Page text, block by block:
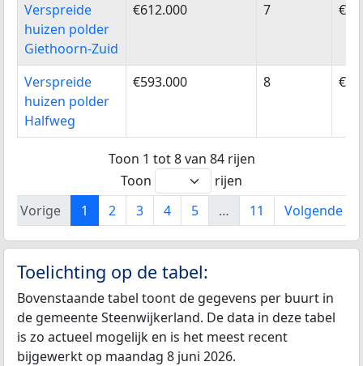
Verspreide
huizen polder
Giethoorn-Zuid
€612.000 7
Verspreide
huizen polder
Halfweg
€593.000 8
Toon 1 tot 8 van 84 rijen
Toon
rijen
Vorige
1 2 3 4 5 … 11 Volgende
Toelichting op de tabel:
Bovenstaande tabel toont de gegevens per buurt in
de gemeente Steenwijkerland. De data in deze tabel
is zo actueel mogelijk en is het meest recent
bijgewerkt op maandag 8 juni 2026.